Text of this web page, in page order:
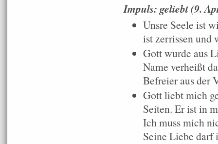
Impuls: geliebt (9.
Unsre Seele ist
ist zerrissen und
Gott wurde aus
Name verheißt
Befreier aus der
Gott liebt mich
Seiten. Er ist in
Ich muss mich
Seine Liebe darf